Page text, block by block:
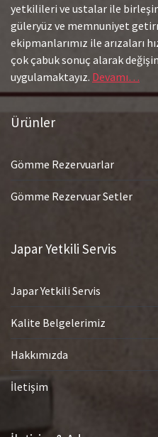
yetkilileri ve ustalar ile
güleryüz ve memnuniyet
ekipmanlarımız ile arızaları
çok çabuk sonuç alarak
uygulamaktayız. Devamı…
Ürünler
Gömme Rezervuarlar
Gömme Rezervuar Setler
Japar Yetkili Servis
Japar Yetkili Servis
Kalite Belgelerimiz
Hakkımızda
İletişim